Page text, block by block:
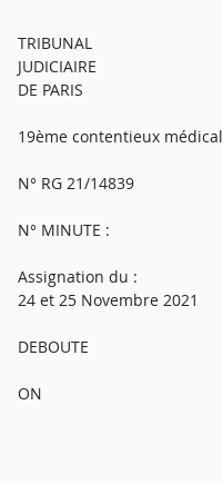
TRIBUNAL
JUDICIAIRE
DE PARIS
19ème contentieux médical
N° RG 21/14839
N° MINUTE :
Assignation du :
24 et 25 Novembre 2021
DEBOUTE
ON